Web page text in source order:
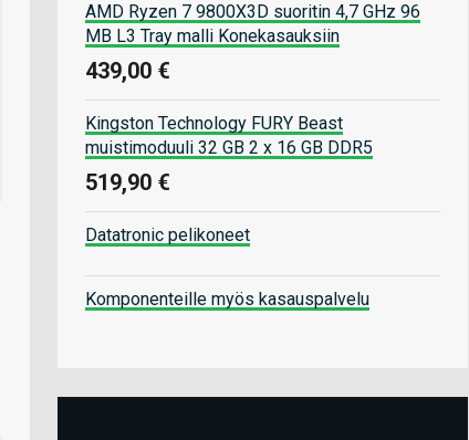
AMD Ryzen 7 9800X3D suoritin 4,7 GHz 96
MB L3 Tray malli Konekasauksiin
439,00 €
Kingston Technology FURY Beast
muistimoduuli 32 GB 2 x 16 GB DDR5
519,90 €
Datatronic pelikoneet
Komponenteille myös kasauspalvelu